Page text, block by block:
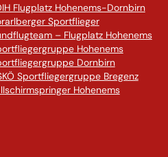
Flugplatz Hohenems-Dornbirn
Sportflieger
– Flugplatz Hohenems
Hohenems
Dornbirn
Sportfliegergruppe Bregenz
Hohenems